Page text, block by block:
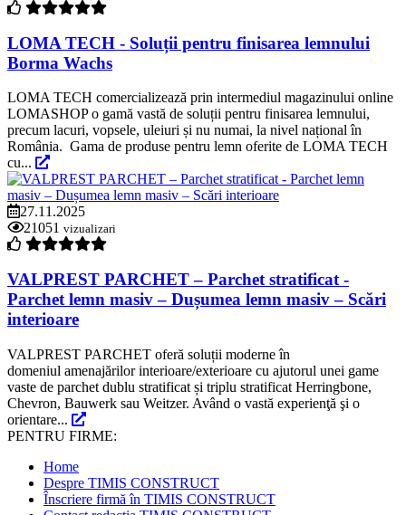
LOMA TECH - Soluții pentru finisarea lemnului
Borma Wachs
LOMA TECH comercializează prin intermediul magazinului online
LOMASHOP o gamă vastă de soluții pentru finisarea lemnului,
precum lacuri, vopsele, uleiuri și nu numai, la nivel național în
România. Gama de produse pentru lemn oferite de LOMA TECH
cu...
27.11.2025
21051 vizualizari
VALPREST PARCHET – Parchet stratificat -
Parchet lemn masiv – Dușumea lemn masiv – Scări
interioare
VALPREST PARCHET oferă soluții moderne în
domeniul amenajărilor interioare/exterioare cu ajutorul unei game
vaste de parchet dublu stratificat și triplu stratificat Herringbone,
Chevron, Bauwerk sau Weitzer. Având o vastă experienţă şi o
orientare...
PENTRU FIRME:
Home
Despre TIMIS CONSTRUCT
Înscriere firmă în TIMIS CONSTRUCT